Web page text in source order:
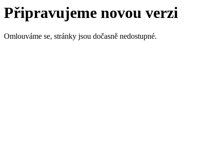
Připravujeme novou verzi
Omlouváme se, stránky jsou dočasně nedostupné.